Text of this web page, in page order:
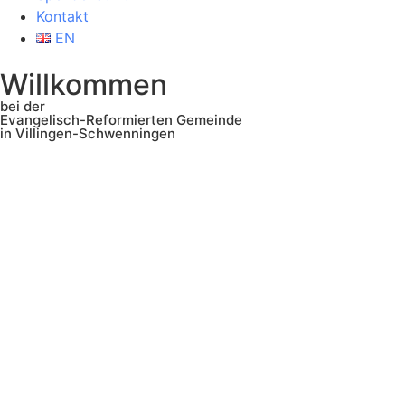
Kontakt
EN
Willkommen
bei der
Evangelisch-Reformierten Gemeinde
in Villingen-Schwenningen